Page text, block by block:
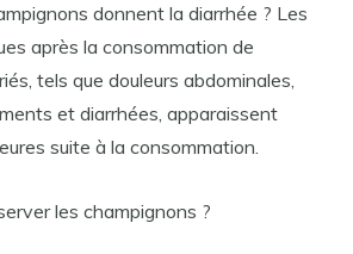
donnent la diarrhée ? Les
après la consommation de
tels que douleurs abdominales,
et diarrhées, apparaissent
suite à la consommation.
les champignons ?